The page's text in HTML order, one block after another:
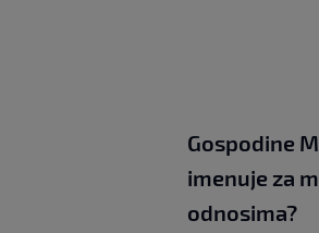
Gospodine
imenuje za
odnosima?